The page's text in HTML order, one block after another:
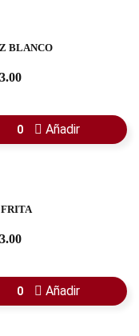
BLANCO
3.00
0 Añadir
3.00
0 Añadir